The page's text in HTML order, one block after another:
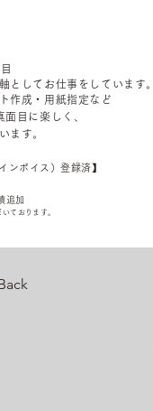
としてお仕事をしています。
作成・用紙指定など
面目に楽しく、
ます。
ンボイス）登録済】
追加
ております。